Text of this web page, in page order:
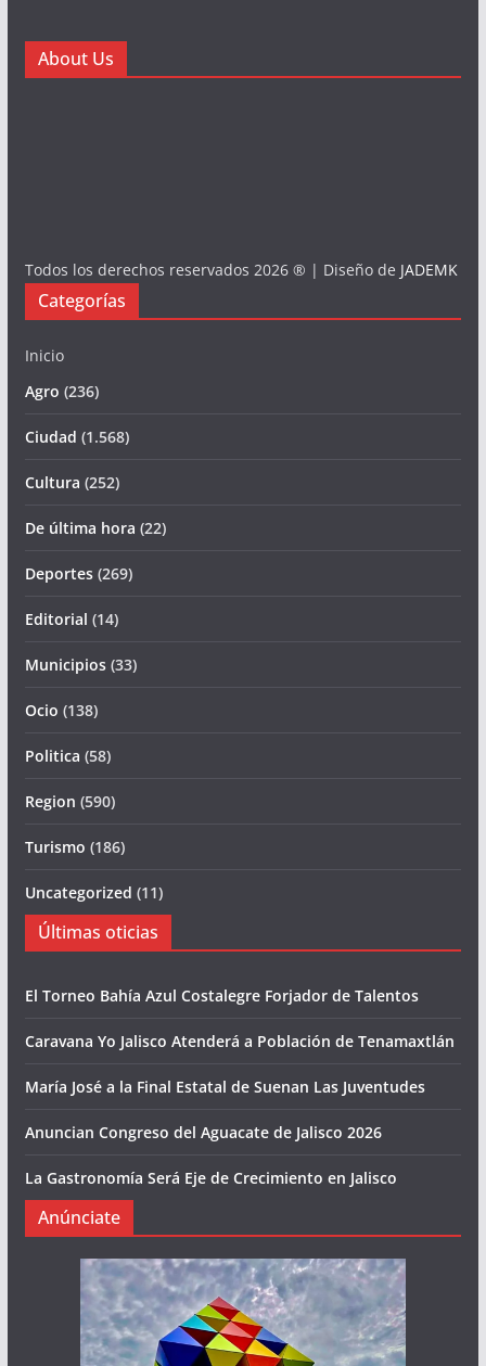
About Us
Todos los derechos reservados 2026 ® | Diseño de JADEMK
Categorías
Inicio
Agro (236)
Ciudad (1.568)
Cultura (252)
De última hora (22)
Deportes(269)
Editorial (14)
Municipios(33)
Ocio (138)
Politica (58)
Region (590)
Turismo (186)
Uncategorized (11)
Últimas oticias
El Torneo Bahía Azul Costalegre Forjador de Talentos
Caravana Yo Jalisco Atenderá a Población de Tenamaxtlán
María José a la Final Estatal de Suenan Las Juventudes
Anuncian Congreso del Aguacate de Jalisco 2026
La Gastronomía Será Eje de Crecimiento en Jalisco
Anúnciate